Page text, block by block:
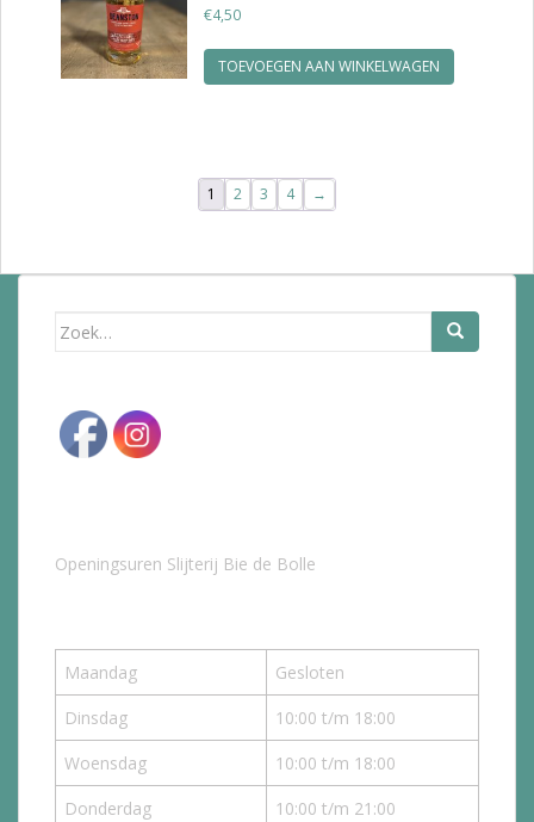
€4,50
TOEVOEGEN AAN WINKELWAGEN
1 2 3 4 →
Zoek
Openingsuren Slijterij Bie de Bolle
Maandag
Gesloten
Dinsdag
10:00 t/m 18:00
Woensdag
10:00 t/m 18:00
Donderdag
10:00 t/m 21:00